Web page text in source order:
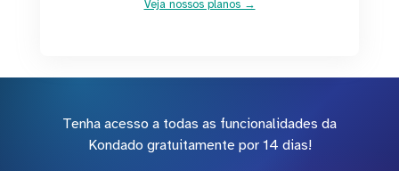
Veja nossos planos →
Tenha acesso a todas as funcionalidades da
Kondado gratuitamente por 14 dias!